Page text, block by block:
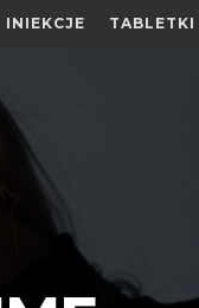
INIEKCJE TABLETKI